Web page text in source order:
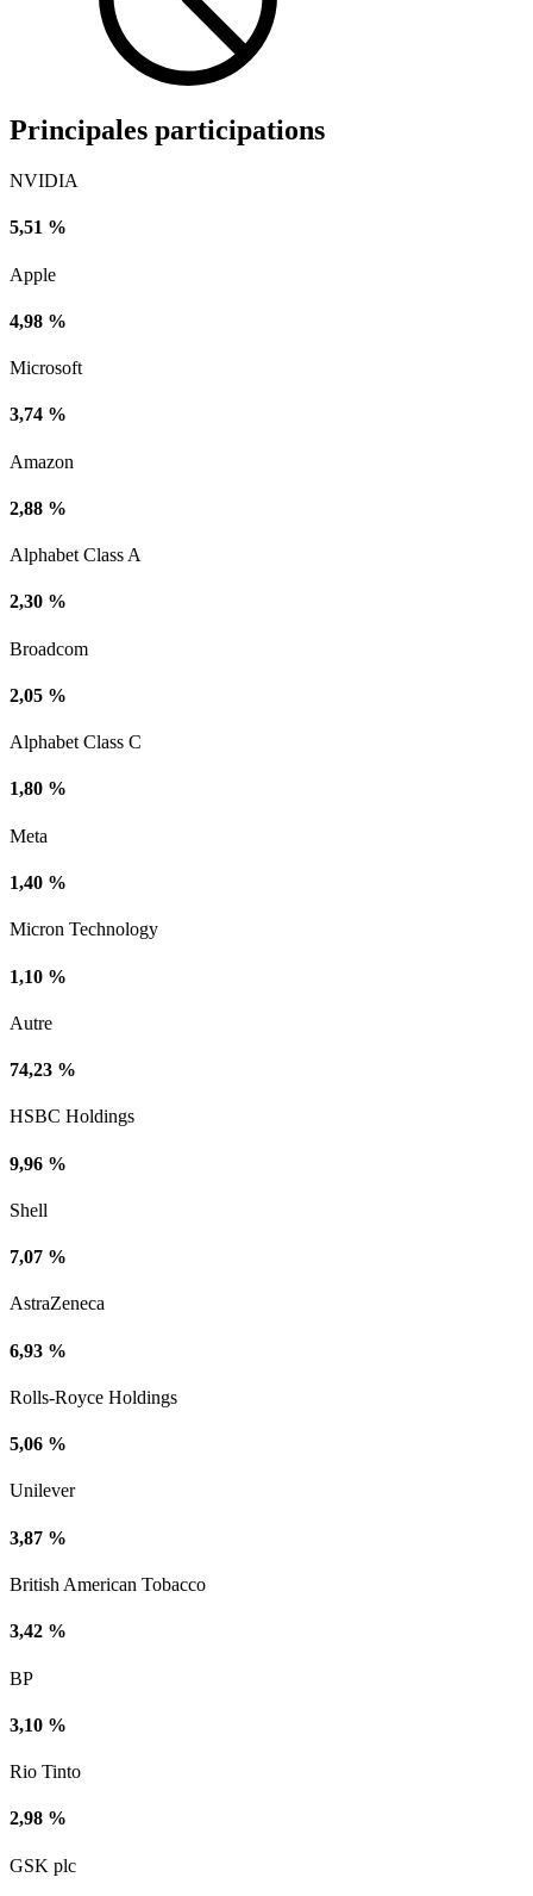
Principales participations
NVIDIA
5,51 %
Apple
4,98 %
Microsoft
3,74 %
Amazon
2,88 %
Alphabet Class A
2,30 %
Broadcom
2,05 %
Alphabet Class C
1,80 %
Meta
1,40 %
Micron Technology
1,10 %
Autre
74,23 %
HSBC Holdings
9,96 %
Shell
7,07 %
AstraZeneca
6,93 %
Rolls-Royce Holdings
5,06 %
Unilever
3,87 %
British American Tobacco
3,42 %
BP
3,10 %
Rio Tinto
2,98 %
GSK plc